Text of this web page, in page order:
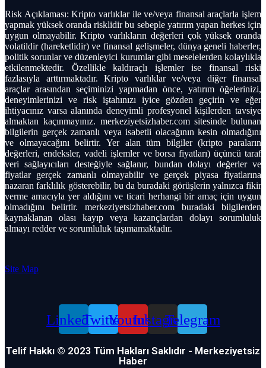
Risk Açıklaması: Kripto varlıklar ile ve/veya finansal araçlarla işlem
yapmak yüksek oranda risklidir bu sebeple yatırım yapan herkes için
uygun olmayabilir. Kripto varlıkların değerleri çok yüksek oranda
volatildir (hareketlidir) ve finansal gelişmeler, dünya geneli haberler,
politik sorunlar ve düzenleyici kurumlar gibi meselelerden kolaylıkla
etkilenmektedir. Özellikle kaldıraçlı işlemler ise finansal riski
fazlasıyla arttırmaktadır. Kripto varlıklar ve/veya diğer finansal
araçlar arasından seçiminizi yapmadan önce, yatırım öğelerinizi,
deneyimlerinizi ve risk iştahınızı iyice gözden geçirin ve eğer
ihtiyacınız varsa alanında deneyimli profesyonel kişilerden tavsiye
almaktan kaçınmayınız. merkeziyetsizhaber.com sitesinde bulunan
bilgilerin gerçek zamanlı veya isabetli olacağının kesin olmadığını
ve olmayacağını belirtir. Yer alan tüm bilgiler (kripto paraların
değerleri, endeksler, vadeli işlemler ve borsa fiyatları) üçüncü taraf
veri sağlayıcıları desteğiyle sağlanır, bundan dolayı değerler ve
fiyatlar gerçek zamanlı olmayabilir ve gerçek piyasa fiyatlarına
nazaran farklılık gösterebilir, bu da buradaki görüşlerin yalnızca fikir
verme amacıyla yer aldığını ve ticari herhangi bir amaç için uygun
olmadığını belirtir. merkeziyetsizhaber.com buradaki bilgilerden
kaynaklanan olası kayıp veya kazançlardan dolayı sorumluluk
almayı redder ve sorumluluk taşımamaktadır.
Site Map
LinkedinTwitterYoutubeInstagramTelegram
Telif Hakkı © 2023 Tüm Hakları Saklıdır - Merkeziyetsiz
Haber